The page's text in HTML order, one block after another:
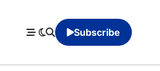
Subscribe